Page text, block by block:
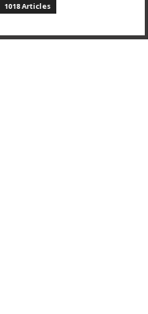
1018 Articles